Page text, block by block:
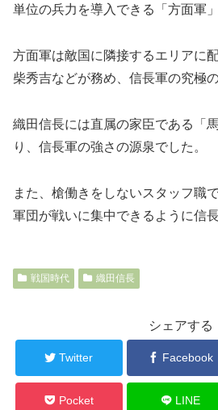
単位の兵力を導入できる「方面軍
方面軍は敵国に隣接するエリアに
柴秀吉などが務め、信長軍の究極
織田信長には直属の家臣である「
り、信長軍の強さの源泉でした。
また、槍働きをしないスタッフ職
軍団が戦いに集中できるように信
戦国時代 織田信長
シェアする
Twitter Facebook
Pocket LINE